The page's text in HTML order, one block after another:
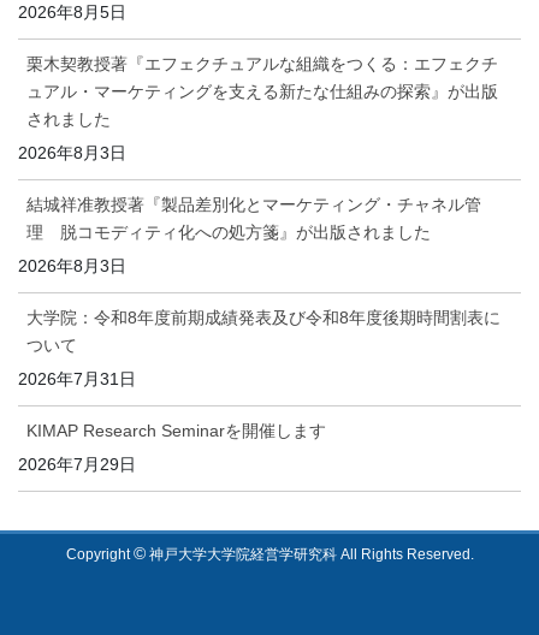
2026年8月5日
栗木契教授著『エフェクチュアルな組織をつくる：エフェクチ
ュアル・マーケティングを支える新たな仕組みの探索』が出版
されました
2026年8月3日
結城祥准教授著『製品差別化とマーケティング・チャネル管
理 脱コモディティ化への処方箋』が出版されました
2026年8月3日
大学院：令和8年度前期成績発表及び令和8年度後期時間割表に
ついて
2026年7月31日
KIMAP Research Seminarを開催します
2026年7月29日
Copyright©神戸大学大学院経営学研究科 All Rights Reserved.